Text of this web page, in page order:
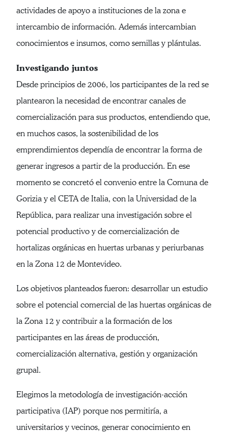
actividades de apoyo a instituciones de la zona e
intercambio de información. Además intercambian
conocimientos e insumos, como semillas y plántulas.
Investigando juntos
Desde principios de 2006, los participantes de la red se
plantearon la necesidad de encontrar canales de
comercialización para sus productos, entendiendo que,
en muchos casos, la sostenibilidad de los
emprendimientos dependía de encontrar la forma de
generar ingresos a partir de la producción. En ese
momento se concretó el convenio entre la Comuna de
Gorizia y el CETA de Italia, con la Universidad de la
República, para realizar una investigación sobre el
potencial productivo y de comercialización de
hortalizas orgánicas en huertas urbanas y periurbanas
en la Zona 12 de Montevideo.
Los objetivos planteados fueron: desarrollar un estudio
sobre el potencial comercial de las huertas orgánicas de
la Zona 12 y contribuir a la formación de los
participantes en las áreas de producción,
comercialización alternativa, gestión y organización
grupal.
Elegimos la metodología de investigación-acción
participativa (IAP) porque nos permitiría, a
universitarios y vecinos, generar conocimiento en